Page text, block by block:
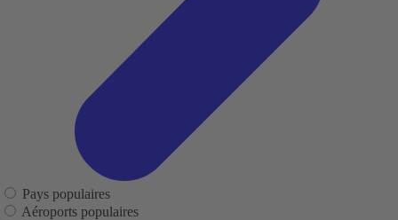
Pays populaires
Aéroports populaires